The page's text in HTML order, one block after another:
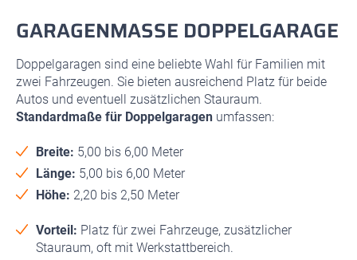
GARAGENMASSE DOPPELGARAGE
Doppelgaragen sind eine beliebte Wahl für Familien mit
zwei Fahrzeugen. Sie bieten ausreichend Platz für beide
Autos und eventuell zusätzlichen Stauraum.
Standardmaße für Doppelgaragen umfassen:
Breite: 5,00 bis 6,00 Meter
Länge: 5,00 bis 6,00 Meter
Höhe: 2,20 bis 2,50 Meter
Vorteil: Platz für zwei Fahrzeuge, zusätzlicher
Stauraum, oft mit Werkstattbereich.